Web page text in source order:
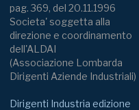
pag. 369, del 20.11.1996
Societa' soggetta alla
direzione e coordinamento
dell'ALDAI
(Associazione Lombarda
Dirigenti Aziende Industriali)
Dirigenti Industria edizione